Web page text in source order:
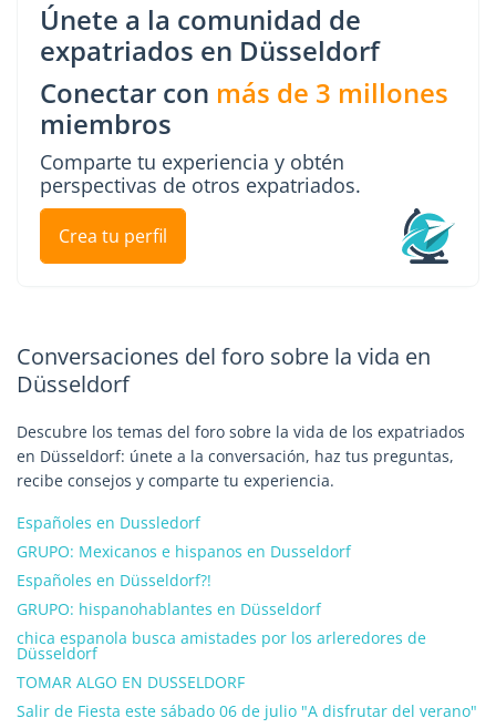
Únete a la comunidad de
expatriados en Düsseldorf
Conectar con más de 3 millones
miembros
Comparte tu experiencia y obtén
perspectivas de otros expatriados.
Crea tu perfil
Conversaciones del foro sobre la vida en
Düsseldorf
Descubre los temas del foro sobre la vida de los expatriados
en Düsseldorf: únete a la conversación, haz tus preguntas,
recibe consejos y comparte tu experiencia.
Españoles en Dussledorf
GRUPO: Mexicanos e hispanos en Dusseldorf
Españoles en Düsseldorf?!
GRUPO: hispanohablantes en Düsseldorf
chica espanola busca amistades por los arleredores de
Düsseldorf
TOMAR ALGO EN DUSSELDORF
Salir de Fiesta este sábado 06 de julio "A disfrutar del verano"